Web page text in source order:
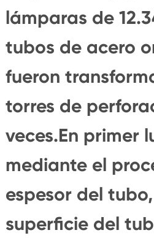
lámparas de
tubos de acero
fueron
torres de
veces.En primer
mediante el
espesor del
superficie del